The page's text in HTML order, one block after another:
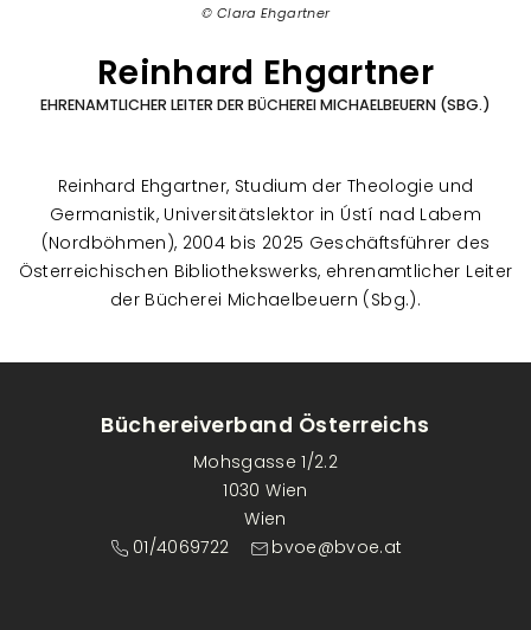
Clara Ehgartner
Reinhard Ehgartner
EHRENAMTLICHER LEITER DER BÜCHEREI MICHAELBEUERN (SBG.)
Reinhard Ehgartner, Studium der Theologie und
Germanistik, Universitätslektor in Ústí nad Labem
(Nordböhmen), 2004 bis 2025 Geschäftsführer des
Österreichischen Bibliothekswerks, ehrenamtlicher Leiter
der Bücherei Michaelbeuern (Sbg.).
Büchereiverband Österreichs
Mohsgasse 1/2.2
1030 Wien
Wien
01/4069722
bvoe@bvoe.at